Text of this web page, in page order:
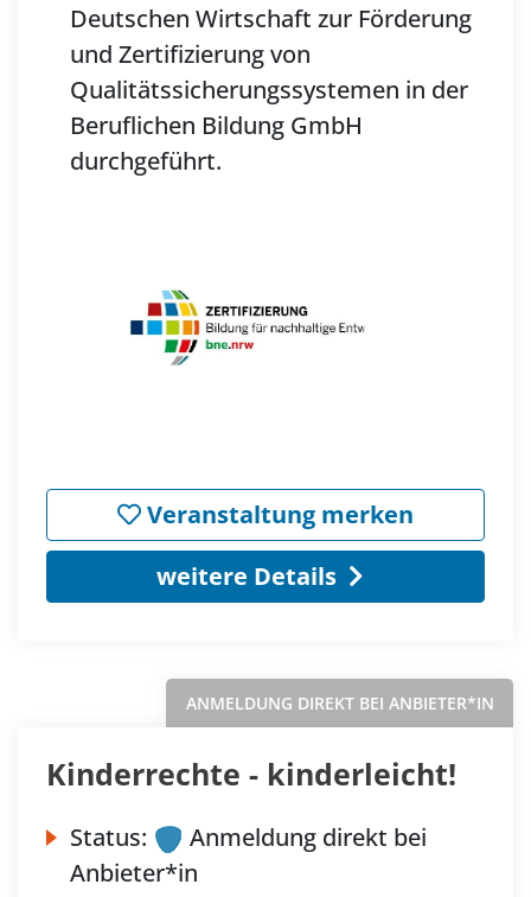
Deutschen Wirtschaft zur Förderung
und Zertifizierung von
Qualitätssicherungssystemen in der
Beruflichen Bildung GmbH
durchgeführt.
Veranstaltung merken
weitere Details
ANMELDUNG DIREKT BEI ANBIETER*IN
Kinderrechte - kinderleicht!
Status:
Anmeldung direkt bei
Anbieter*in